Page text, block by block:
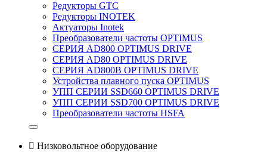
Редукторы GTC
Редукторы INOTEK
Актуаторы Inotek
Преобразователи частоты OPTIMUS
СЕРИЯ AD800 OPTIMUS DRIVE
СЕРИЯ AD80 OPTIMUS DRIVE
СЕРИЯ AD800B OPTIMUS DRIVE
Устройства плавного пуска OPTIMUS
УПП СЕРИИ SSD660 OPTIMUS DRIVE
УПП СЕРИИ SSD700 OPTIMUS DRIVE
Преобразователи частоты HSFA
 Низковольтное оборудование